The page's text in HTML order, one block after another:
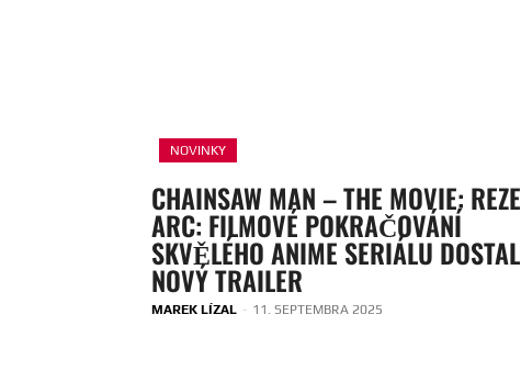
NOVINKY
CHAINSAW MAN – THE MOVIE: REZE
ARC: FILMOVÉ POKRAČOVÁNÍ
SKVĚLÉHO ANIME SERIÁLU DOSTAL
NOVÝ TRAILER
MAREK LÍZAL - 11. SEPTEMBRA 2025